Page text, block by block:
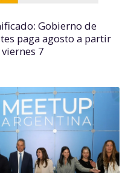
Gobierno de
paga agosto a partir
7